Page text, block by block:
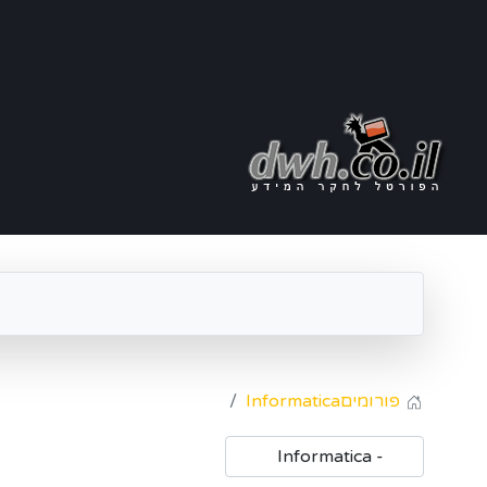
פורומיםInformatica